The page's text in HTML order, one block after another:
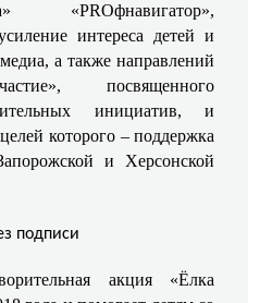
«PROфнавигатор»,
интереса детей и
а также направлений
посвященного
инициатив, и
которого – поддержка
и Херсонской
акция «Ёлка